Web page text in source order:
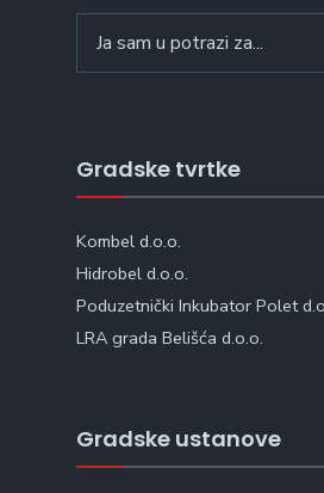
for:
Gradske tvrtke
Kombel d.o.o.
Hidrobel d.o.o.
Poduzetnički Inkubator Polet
LRA grada Belišća d.o.o.
Gradske ustanove